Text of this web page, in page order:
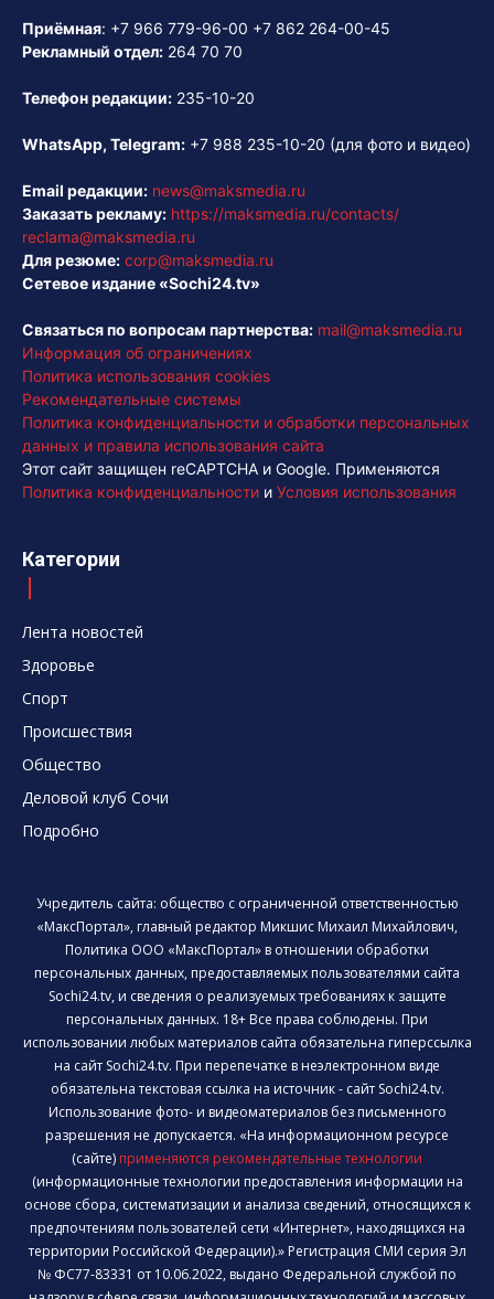
Приёмная: +7 966 779-96-00 +7 862 264-00-45
Рекламный отдел: 264 70 70
Телефон редакции: 235-10-20
WhatsApp, Telegram: +7 988 235-10-20 (для фото и видео)
Email редакции: news@maksmedia.ru
Заказать рекламу: https://maksmedia.ru/contacts/
reclama@maksmedia.ru
Для резюме: corp@maksmedia.ru
Сетевое издание «Sochi24.tv»
Связаться по вопросам партнерства: mail@maksmedia.ru
Информация об ограничениях
Политика использования cookies
Рекомендательные системы
Политика конфиденциальности и обработки персональных
данных и правила использования сайта
Этот сайт защищен reCAPTCHA и Google. Применяются
Политика конфиденциальности и Условия использования
Категории
Лента новостей
Здоровье
Спорт
Происшествия
Общество
Деловой клуб Сочи
Подробно
Учредитель сайта: общество с ограниченной ответственностью
«МаксПортал», главный редактор Микшис Михаил Михайлович,
Политика ООО «МаксПортал» в отношении обработки
персональных данных, предоставляемых пользователями сайта
Sochi24.tv, и сведения о реализуемых требованиях к защите
персональных данных. 18+ Все права соблюдены. При
использовании любых материалов сайта обязательна гиперссылка
на сайт Sochi24.tv. При перепечатке в неэлектронном виде
обязательна текстовая ссылка на источник - сайт Sochi24.tv.
Использование фото- и видеоматериалов без письменного
разрешения не допускается. «На информационном ресурсе
(сайте) применяются рекомендательные технологии
(информационные технологии предоставления информации на
основе сбора, систематизации и анализа сведений, относящихся к
предпочтениям пользователей сети «Интернет», находящихся на
территории Российской Федерации).» Регистрация СМИ серия Эл
№ ФС77-83331 от 10.06.2022, выдано Федеральной службой по